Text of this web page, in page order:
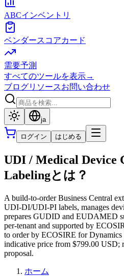
ABCインベントリ
ベンダースコアカード
需要予測
すべてのツールを表示→
ブログリソースお問い合わせ
ja
ログイン はじめる
UDI / Medical Device
Labelingとは？
A build-to-order Business Central
UDI-DI/UDI-PI labels, manages
prepares GUDID and EUDAMED
per-tenant and supported by
to order by ECOSIRE for
indicative price from $799.00 USD;
proposal.
ホーム